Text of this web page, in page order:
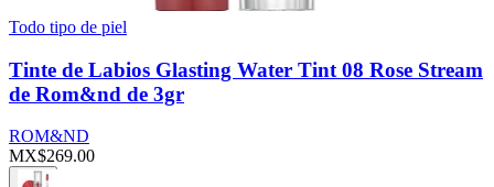
Todo tipo de piel
Tinte de Labios Glasting Water Tint 08 Rose Stream
de Rom&nd de 3gr
ROM&ND
MX$269.00